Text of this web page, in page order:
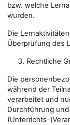
bzw. welche
wurden.
Die
Überprüfung des
Rechtliche
Die
während der
verarbeitet und
Durchführung
(Unterrichts-